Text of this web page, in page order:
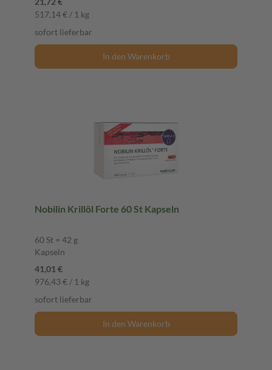
517,14 € / 1 kg
sofort lieferbar
In den Warenkorb
Nobilin Krillöl Forte 60 St Kapseln
60 St = 42 g
Kapseln
41,01 €
976,43 € / 1 kg
sofort lieferbar
In den Warenkorb